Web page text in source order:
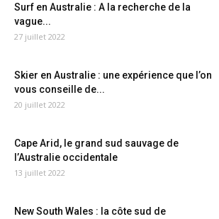
Surf en Australie : A la recherche de la
vague...
27 juillet 2022
Skier en Australie : une expérience que l’on
vous conseille de...
20 juillet 2022
Cape Arid, le grand sud sauvage de
l’Australie occidentale
13 juillet 2022
New South Wales : la côte sud de